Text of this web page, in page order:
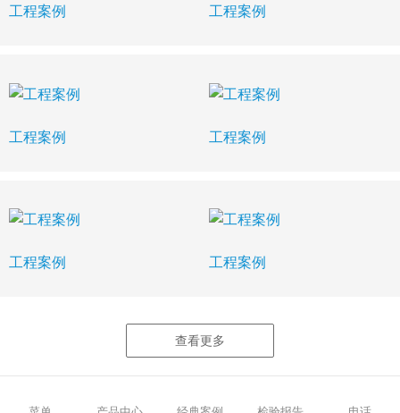
工程案例 工程案例
工程案例 工程案例
工程案例 工程案例
查看更多